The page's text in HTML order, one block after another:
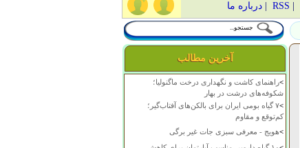
RSS
|درباره ما
آخرین مطالب
>راهنمای کاشت و نگهداری درخت ماگنولیا؛
شکوفه‌های درشت در بهار
>
۷ گیاه بومی ایران برای بالکن‌های آفتاب‌گیر؛
کم‌توقع و مقاوم
>هویج - معرفی سبزی جات غیر برگی